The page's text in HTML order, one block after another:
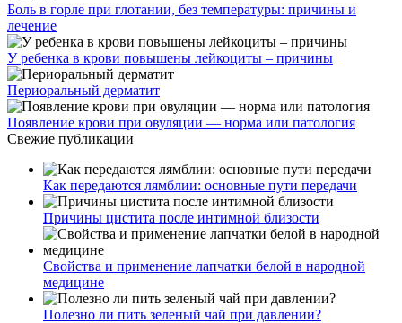
Боль в горле при глотании, без температуры: причины и
лечение
У ребенка в крови повышены лейкоциты – причины
Периоральный дерматит
Появление крови при овуляции — норма или патология
Свежие публикации
Как передаются лямблии: основные пути передачи
Причины цистита после интимной близости
Свойства и применение лапчатки белой в народной
медицине
Полезно ли пить зеленый чай при давлении?